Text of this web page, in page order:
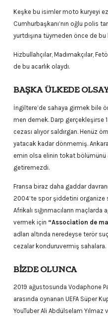
Keşke bu isimler moto kuryeyi
Cumhurbaşkanı’nın oğlu polis
yurtdışına tüymeden önce de
Hizbullahçılar, Madımakçılar,
de bu acarlık olaydı.
BAŞKA ÜLKEDE
İngiltere’de sahaya girmek bile
men demek. Darp gerçekleşirse
cezası alıyor saldırgan. Henüz
yatacak kadar dönmemiş.
emin olsa elinin tokat bölümünü
getiremezdi.
Fransa biraz daha gaddar
2004’te spor şiddetini organize
Afrikalı sığınmacıların
vermek için “Association de
adları altında neredeyse terör
cezalar konduruvermiş sahalara.
BİZDE OLUNCA
2019 ağustosunda Vodaphone
arasında oynanan UEFA Süper
YouTuber Ali Abdülselam